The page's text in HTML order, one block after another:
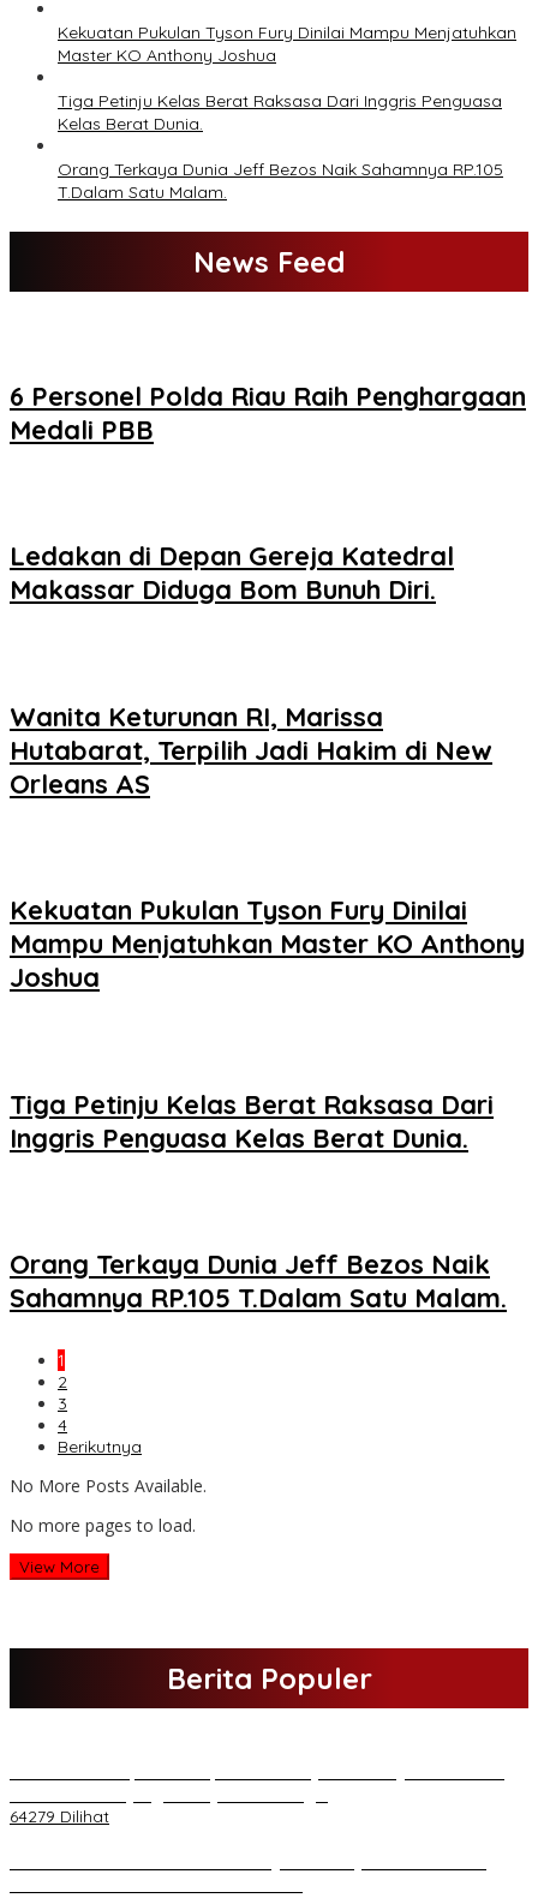
Kekuatan Pukulan Tyson Fury Dinilai Mampu Menjatuhkan
Master KO Anthony Joshua
Tiga Petinju Kelas Berat Raksasa Dari Inggris Penguasa
Kelas Berat Dunia.
Orang Terkaya Dunia Jeff Bezos Naik Sahamnya RP.105
T.Dalam Satu Malam.
News Feed
6 Personel Polda Riau Raih Penghargaan
Medali PBB
Ledakan di Depan Gereja Katedral
Makassar Diduga Bom Bunuh Diri.
Wanita Keturunan RI, Marissa
Hutabarat, Terpilih Jadi Hakim di New
Orleans AS
Kekuatan Pukulan Tyson Fury Dinilai
Mampu Menjatuhkan Master KO Anthony
Joshua
Tiga Petinju Kelas Berat Raksasa Dari
Inggris Penguasa Kelas Berat Dunia.
Orang Terkaya Dunia Jeff Bezos Naik
Sahamnya RP.105 T.Dalam Satu Malam.
1
2
3
4
Berikutnya
No More Posts Available.
No more pages to load.
View More
Berita Populer
64279 Dilihat